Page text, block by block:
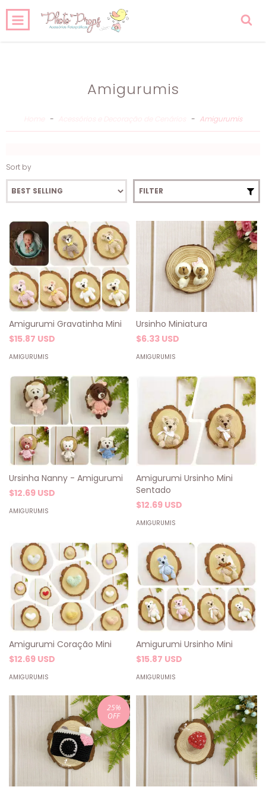
HOME PRODUCTS 0
Amigurumis
- - Amigurumis
Sort by
FILTER
Amigurumi Gravatinha Mini
$15.87 USD
AMIGURUMIS
Ursinho Miniatura
$6.33 USD
AMIGURUMIS
Ursinha Nanny - Amigurumi
$12.69 USD
AMIGURUMIS
Amigurumi Ursinho Mini
Sentado
$12.69 USD
AMIGURUMIS
Amigurumi Coração Mini
$12.69 USD
AMIGURUMIS
Amigurumi Ursinho Mini
$15.87 USD
AMIGURUMIS
25%
OFF